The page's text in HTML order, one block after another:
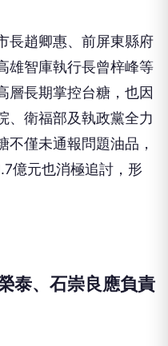
長趙卿惠、前屏東縣府
雄智庫執行長曾梓峰等
層長期掌控台糖，也因
、衛福部及執政黨全力
不僅未通報問題油品，
億元也消極追討，形
泰、石崇良應負責